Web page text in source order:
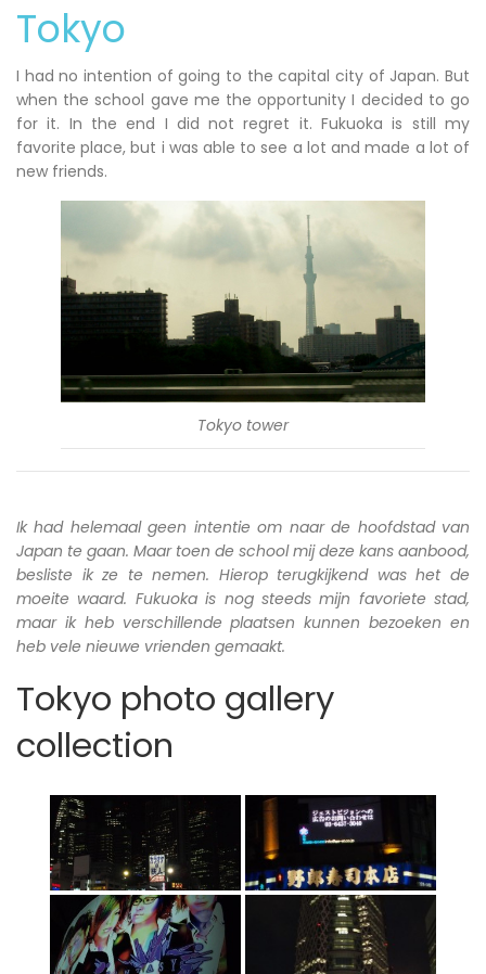
Tokyo
I had no intention of going to the capital city of Japan. But
when the school gave me the opportunity I decided to go
for it. In the end I did not regret it. Fukuoka is still my
favorite place, but i was able to see a lot and made a lot of
new friends.
Tokyo tower
Ik had helemaal geen intentie om naar de hoofdstad van
Japan te gaan. Maar toen de school mij deze kans aanbood,
besliste ik ze te nemen. Hierop terugkijkend was het de
moeite waard. Fukuoka is nog steeds mijn favoriete stad,
maar ik heb verschillende plaatsen kunnen bezoeken en
heb vele nieuwe vrienden gemaakt.
Tokyo photo gallery
collection